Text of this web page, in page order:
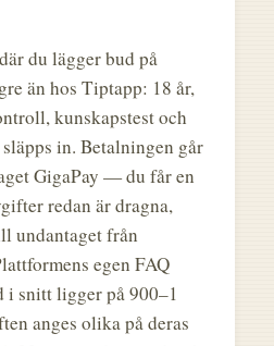
du lägger bud på
än hos Tiptapp: 18 år,
kunskapstest och
in. Betalningen går
GigaPay — du får en
redan är dragna,
undantaget från
egen FAQ
i snitt ligger på 900–1
anges olika på deras